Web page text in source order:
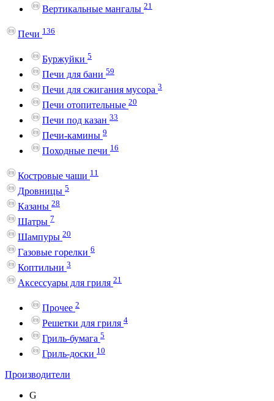
Вертикальные мангалы 21
Печи 136
Буржуйки 5
Печи для бани 59
Печи для сжигания мусора 3
Печи отопительные 20
Печи под казан 33
Печи-камины 9
Походные печи 16
Костровые чаши 11
Дровницы 5
Казаны 28
Шатры 7
Шампуры 20
Газовые горелки 6
Коптильни 3
Аксессуары для гриля 21
Прочее 2
Решетки для гриля 4
Гриль-бумага 5
Гриль-доски 10
Производители
G